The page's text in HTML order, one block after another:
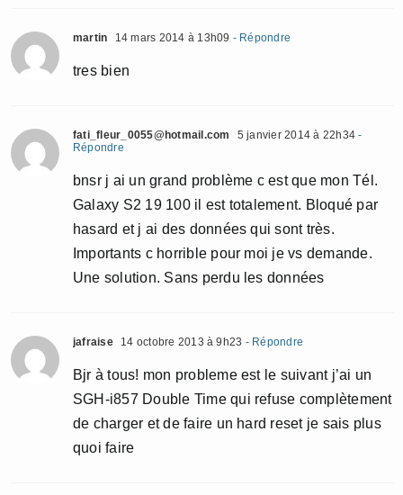
martin 14 mars 2014 à 13h09 - Répondre
tres bien
fati_fleur_0055@hotmail.com 5 janvier 2014 à 22h34 -
Répondre
bnsr j ai un grand problème c est que mon Tél.
Galaxy S2 19 100 il est totalement. Bloqué par
hasard et j ai des données qui sont très.
Importants c horrible pour moi je vs demande.
Une solution. Sans perdu les données
jafraise 14 octobre 2013 à 9h23 - Répondre
Bjr à tous! mon probleme est le suivant j’ai un
SGH-i857 Double Time qui refuse complètement
de charger et de faire un hard reset je sais plus
quoi faire